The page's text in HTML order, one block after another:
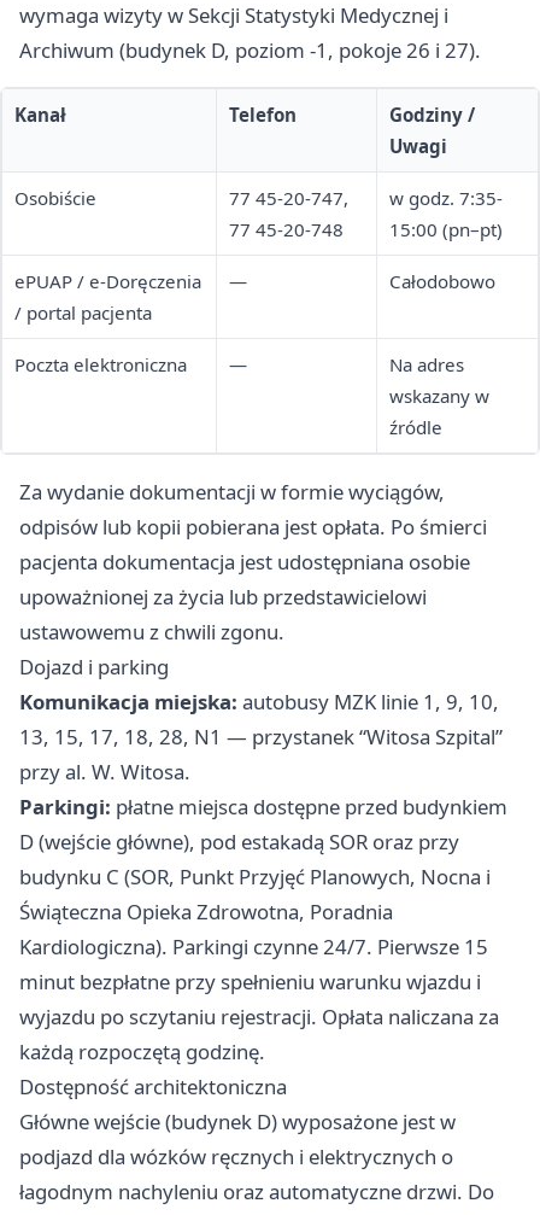
wymaga wizyty w Sekcji Statystyki Medycznej i
Archiwum (budynek D, poziom -1, pokoje 26 i 27).
Kanał Telefon
Godziny /
Uwagi
Osobiście
77 45-20-747,
77 45-20-748
w godz. 7:35-
15:00 (pn–pt)
ePUAP / e-Doręczenia
/ portal pacjenta
— Całodobowo
Poczta elektroniczna —
Na adres
wskazany w
źródle
Za wydanie dokumentacji w formie wyciągów,
odpisów lub kopii pobierana jest opłata. Po śmierci
pacjenta dokumentacja jest udostępniana osobie
upoważnionej za życia lub przedstawicielowi
ustawowemu z chwili zgonu.
Dojazd i parking
Komunikacja miejska: autobusy MZK linie 1, 9, 10,
13, 15, 17, 18, 28, N1 — przystanek “Witosa Szpital”
przy al. W. Witosa.
Parkingi: płatne miejsca dostępne przed budynkiem
D (wejście główne), pod estakadą SOR oraz przy
budynku C (SOR, Punkt Przyjęć Planowych, Nocna i
Świąteczna Opieka Zdrowotna, Poradnia
Kardiologiczna). Parkingi czynne 24/7. Pierwsze 15
minut bezpłatne przy spełnieniu warunku wjazdu i
wyjazdu po sczytaniu rejestracji. Opłata naliczana za
każdą rozpoczętą godzinę.
Dostępność architektoniczna
Główne wejście (budynek D) wyposażone jest w
podjazd dla wózków ręcznych i elektrycznych o
łagodnym nachyleniu oraz automatyczne drzwi. Do